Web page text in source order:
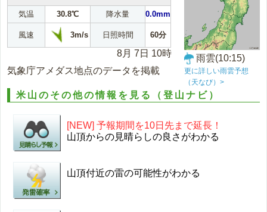
気温 30.8℃ 降水量 0.0mm
風速 3m/s 日照時間 60分
8月 7日 10時
気象庁アメダス地点のデータを掲載
雨雲(10:15)
更に詳しい雨雲予想
（天なび）>
米山のその他の情報を見る（登山ナビ）
[NEW] 予報期間を10日先まで延長！
山頂からの見晴らしの良さがわかる
山頂付近の雷の可能性がわかる